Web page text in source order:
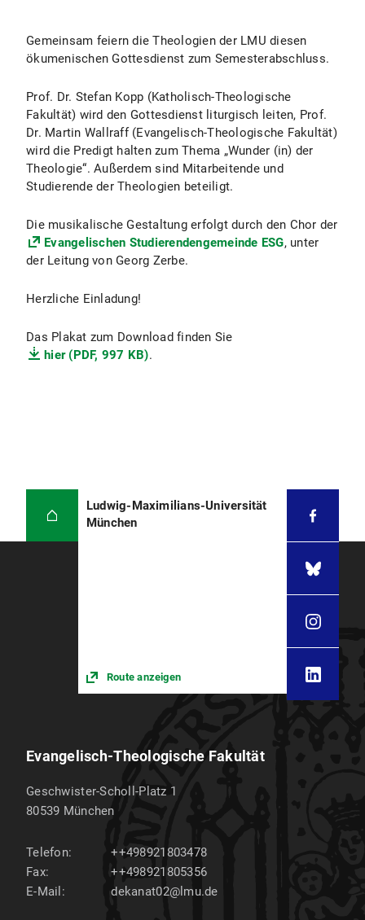
Gemeinsam feiern die Theologien der LMU diesen
ökumenischen Gottesdienst zum Semesterabschluss.
Prof. Dr. Stefan Kopp (Katholisch-Theologische
Fakultät) wird den Gottesdienst liturgisch leiten, Prof.
Dr. Martin Wallraff (Evangelisch-Theologische Fakultät)
wird die Predigt halten zum Thema „Wunder (in) der
Theologie“. Außerdem sind Mitarbeitende und
Studierende der Theologien beteiligt.
Die musikalische Gestaltung erfolgt durch den Chor der
Evangelischen Studierendengemeinde ESG, unter
der Leitung von Georg Zerbe.
Herzliche Einladung!
Das Plakat zum Download finden Sie
hier (PDF, 997 KB).
Ludwig-Maximilians-Universität
München
Route anzeigen
Evangelisch-Theologische Fakultät
Geschwister-Scholl-Platz 1
80539 München
Telefon:
++498921803478
Fax:
++498921805356
E-Mail:
dekanat02@lmu.de